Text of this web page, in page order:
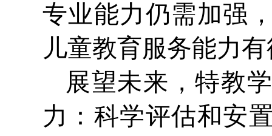
专业能力仍需加强
儿童教育服务能力
展望未来，特教
力：科学评估和安